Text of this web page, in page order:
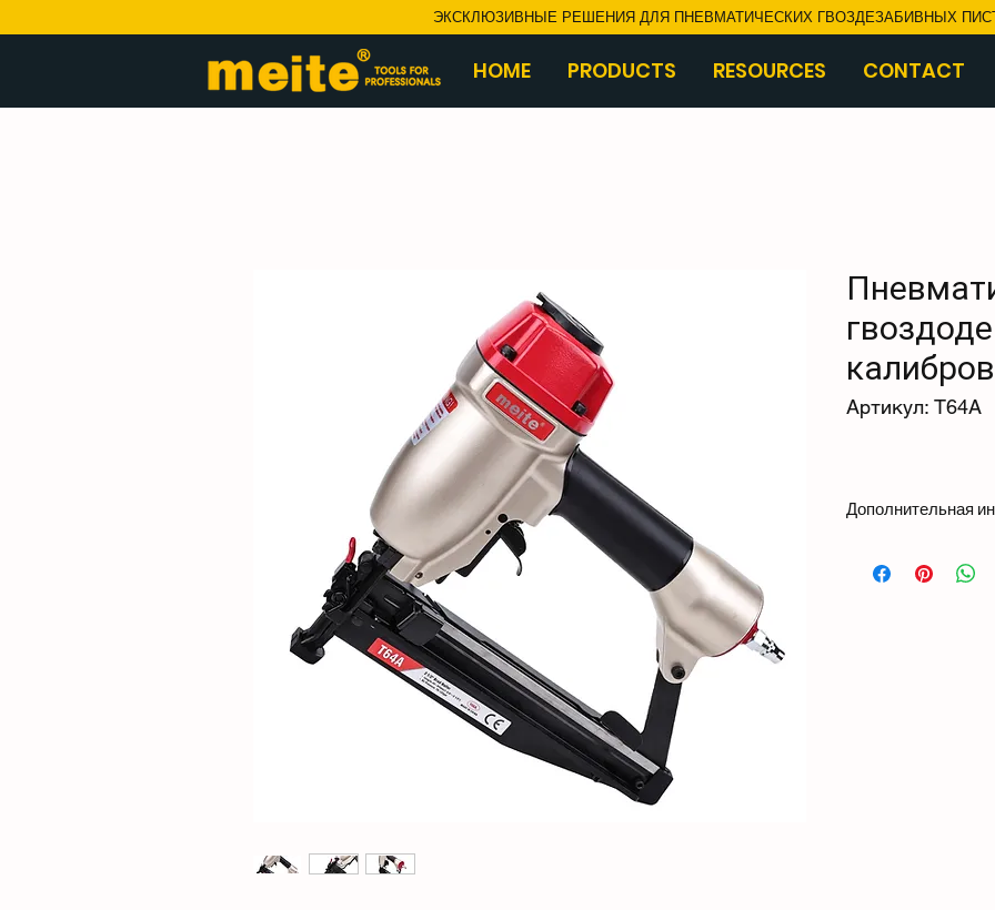
ЭКСКЛЮЗИВНЫЕ РЕШЕНИЯ ДЛЯ ПНЕВМАТИЧЕСКИХ ГВОЗДЕЗАБИВНЫХ
HOME PRODUCTS RESOURCES CONTACT
Артикул: T64A
Дополнительная
Размеры298 × 73 ×